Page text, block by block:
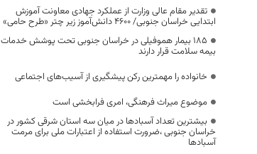
تقدیر مقام عالی وزارت از عملکرد جهادی معاونت آموزش
ابتدایی خراسان جنوبی/ ۴۶۰۰ دانش‌آموز زیر چتر «طرح حامی»
۱۸۵ بیمار هموفیلی در خراسان جنوبی تحت پوشش خدمات
بیمه سلامت قرار دارند
خانواده را مهمترین رکن پیشگیری از آسیب‌های اجتماعی
موضوع میراث فرهنگی، امری فرابخشی است
بیشترین تعداد آسبادها در میان سه استان شرقی کشور در
خراسان جنوبی ،ضرورت استفاده از اعتبارات ملی برای مرمت
آسبادها